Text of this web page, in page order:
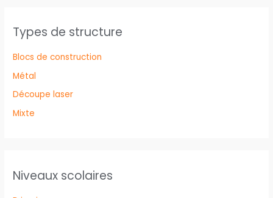
Types de structure
Blocs de construction
Métal
Découpe laser
Mixte
Niveaux scolaires